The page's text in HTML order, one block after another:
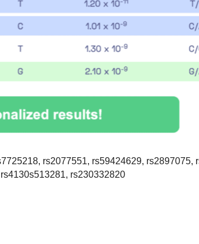
rs2077551, rs59424629, rs2897075,
rs230332820